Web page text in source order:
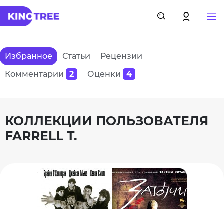
Избранное Статьи
Рецензии
Комментарии
2 Оценки 4
КОЛЛЕКЦИИ ПОЛЬЗОВАТЕЛЯ
FARRELL T.